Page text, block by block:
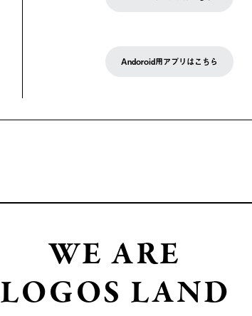
Andoroid用アプリはこちら
WE ARE
LOGOS LAND